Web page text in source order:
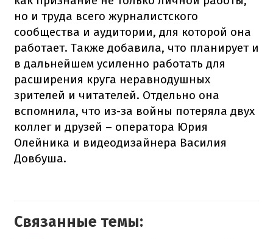
но и труда всего журналистского
сообщества и аудитории, для которой она
работает. Также добавила, что планирует и
в дальнейшем усиленно работать для
расширения круга неравнодушных
зрителей и читателей. Отдельно она
вспомнила, что из-за войны потеряла двух
коллег и друзей – оператора Юрия
Олейника и видеодизайнера Василия
Довбуша.
Связанные темы: